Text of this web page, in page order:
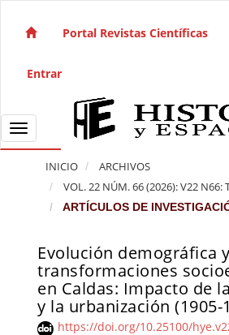
Navegación principal
Barra lateral
Portal Revistas Científicas
Entrar
Toggle navigation
INICIO
ARCHIVOS
VOL. 22 NÚM. 66 (2026): V22 N66:
ARTÍCULOS DE
Evolución demográfica y
transformaciones
en Caldas: Impacto de
y la urbanización (1905-
https://doi.org/10.25100/
Barra lateral del artículo